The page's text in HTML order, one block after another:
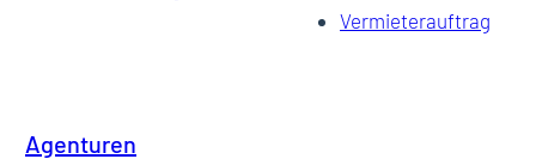
Vermieterauftrag
Agenturen